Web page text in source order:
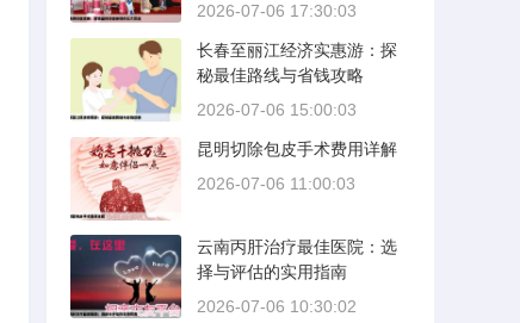
2026-07-06 17:30:03
长春至丽江经济实惠游：探
秘最佳路线与省钱攻略
2026-07-06 15:00:03
昆明切除包皮手术费用详解
2026-07-06 11:00:03
云南丙肝治疗最佳医院：选
择与评估的实用指南
2026-07-06 10:30:02